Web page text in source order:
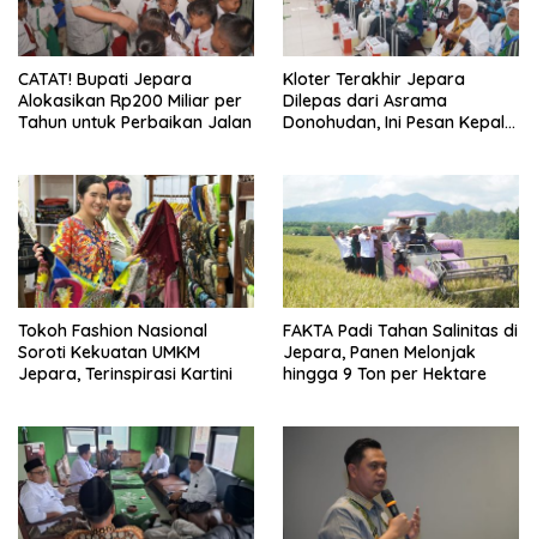
CATAT! Bupati Jepara
Alokasikan Rp200 Miliar per
Tahun untuk Perbaikan Jalan
Kloter Terakhir Jepara
Dilepas dari Asrama
Donohudan, Ini Pesan Kepala
Tokoh Fashion Nasional
Soroti Kekuatan UMKM
Jepara, Terinspirasi Kartini
FAKTA Padi Tahan Salinitas di
Jepara, Panen Melonjak
hingga 9 Ton per Hektare